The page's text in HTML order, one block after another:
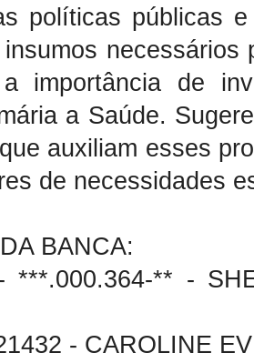
políticas públicas
importância de
a Saúde.
auxiliam esses
de necessidades
BANCA:
***.000.364-** -
- CAROLINE